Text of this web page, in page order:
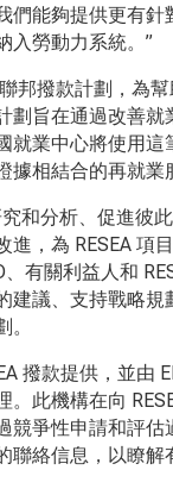
們能夠提供更有針
入勞動力系統。”
邦撥款計劃，為
劃旨在通過改善就
就業中心將使用這
據相結合的再就業
和分析、促進彼
進，為 RESEA 項
、有關利益人和
建議、支持戰略規
撥款提供，並由
。此機構在向
競爭性申請和評估
聯絡信息，以瞭解